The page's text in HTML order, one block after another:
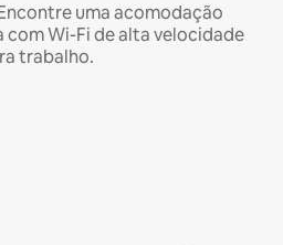
uma acomodação
com Wi-Fi de alta velocidade
trabalho.